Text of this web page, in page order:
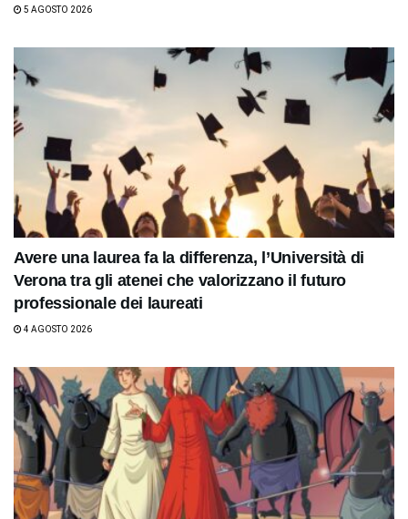
5 AGOSTO 2026
Avere una laurea fa la differenza, l’Università di
Verona tra gli atenei che valorizzano il futuro
professionale dei laureati
4 AGOSTO 2026